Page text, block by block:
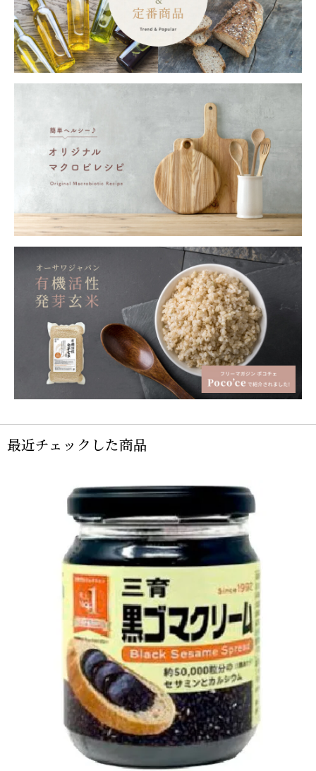
最近チェックした商品